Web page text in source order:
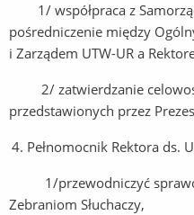
1/ współpraca z
pośredniczenie między
i Zarządem UTW-UR a
2/ zatwierdzanie
przedstawionych przez
Pełnomocnik Rektora ds.
1/przewodniczyć
Zebraniom Słuchaczy,